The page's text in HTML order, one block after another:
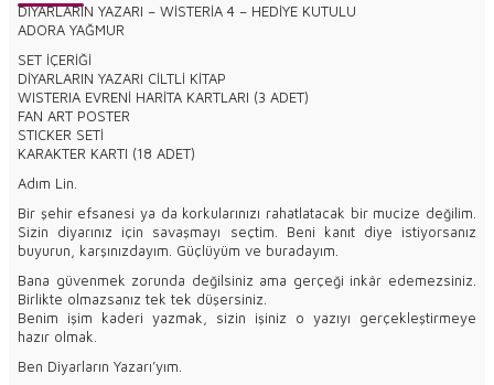
DİYARLARIN YAZARI – WİSTERİA 4 – HEDİYE KUTULU
ADORA YAĞMUR
SET İÇERİĞİ
DİYARLARIN YAZARI CİLTLİ KİTAP
WISTERIA EVRENİ HARİTA KARTLARI (3 ADET)
FAN ART POSTER
STICKER SETİ
KARAKTER KARTI (18 ADET)
Adım Lin.
Bir şehir efsanesi ya da korkularınızı rahatlatacak bir mucize değilim.
Sizin diyarınız için savaşmayı seçtim. Beni kanıt diye istiyorsanız
buyurun, karşınızdayım. Güçlüyüm ve buradayım.
Bana güvenmek zorunda değilsiniz ama gerçeği inkâr edemezsiniz.
Birlikte olmazsanız tek tek düşersiniz.
Benim işim kaderi yazmak, sizin işiniz o yazıyı gerçekleştirmeye
hazır olmak.
Ben Diyarların Yazarı’yım.